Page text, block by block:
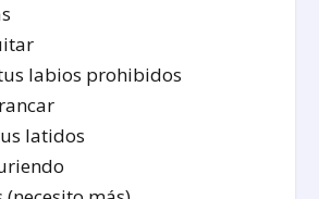
labios prohibidos
latidos